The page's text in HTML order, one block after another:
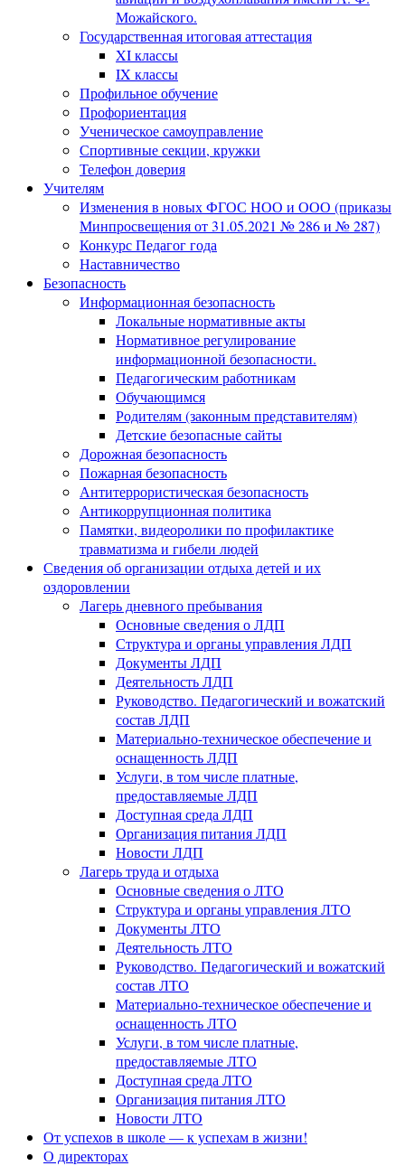
Можайского.
Государственная итоговая аттестация
XI классы
IX классы
Профильное обучение
Профориентация
Ученическое самоуправление
Спортивные секции, кружки
Телефон доверия
Учителям
Изменения в новых ФГОС НОО и ООО (приказы
Минпросвещения от 31.05.2021 № 286 и № 287)
Конкурс Педагог года
Наставничество
Безопасность
Информационная безопасность
Локальные нормативные акты
Нормативное регулирование
информационной безопасности.
Педагогическим работникам
Обучающимся
Родителям (законным представителям)
Детские безопасные сайты
Дорожная безопасность
Пожарная безопасность
Антитеррористическая безопасность
Антикоррупционная политика
Памятки, видеоролики по профилактике
травматизма и гибели людей
Сведения об организации отдыха детей и их
оздоровлении
Лагерь дневного пребывания
Основные сведения о ЛДП
Структура и органы управления ЛДП
Документы ЛДП
Деятельность ЛДП
Руководство. Педагогический и вожатский
состав ЛДП
Материально-техническое обеспечение и
оснащенность ЛДП
Услуги, в том числе платные,
предоставляемые ЛДП
Доступная среда ЛДП
Организация питания ЛДП
Новости ЛДП
Лагерь труда и отдыха
Основные сведения о ЛТО
Структура и органы управления ЛТО
Документы ЛТО
Деятельность ЛТО
Руководство. Педагогический и вожатский
состав ЛТО
Материально-техническое обеспечение и
оснащенность ЛТО
Услуги, в том числе платные,
предоставляемые ЛТО
Доступная среда ЛТО
Организация питания ЛТО
Новости ЛТО
От успехов в школе — к успехам в жизни!
О директорах